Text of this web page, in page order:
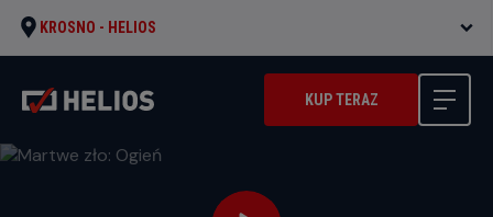
KROSNO - HELIOS
KUP TERAZ